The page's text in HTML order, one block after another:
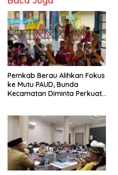
Pemkab Berau Alihkan Fokus
ke Mutu PAUD, Bunda
Kecamatan Diminta Perkuat